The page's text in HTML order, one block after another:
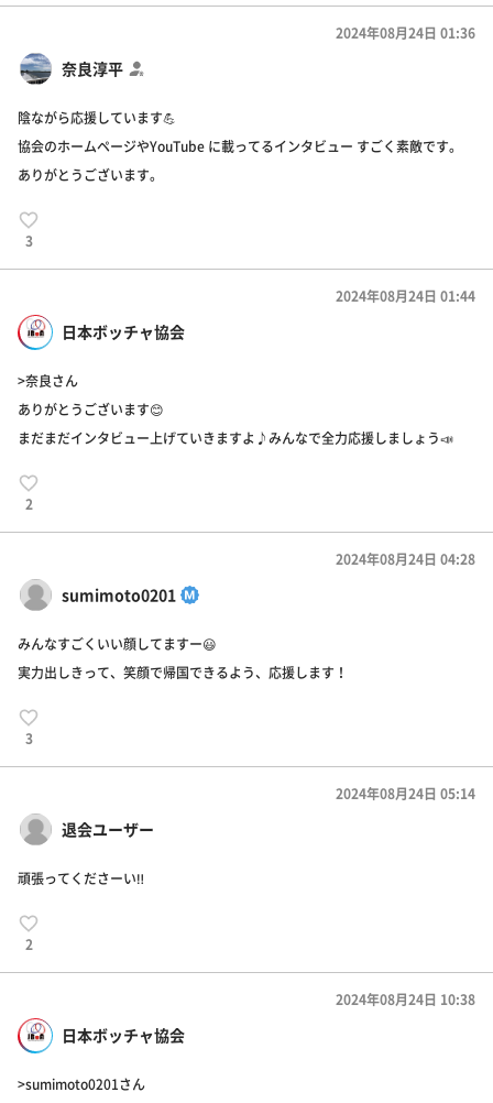
奈良淳平
2024年08月24日 01:36
陰ながら応援しています💪
協会のホームページやYouTube に載ってるインタビュー すごく素敵です。
ありがとうございます。
3
日本ボッチャ協会
2024年08月24日 01:44
>奈良さん
ありがとうございます😊
まだまだインタビュー上げていきますよ♪みんなで全力応援しましょう📣
2
sumimoto0201
2024年08月24日 04:28
みんなすごくいい顔してますー😃
実力出しきって、笑顔で帰国できるよう、応援します！
3
退会ユーザー
2024年08月24日 05:14
頑張ってくださーい‼️
2
日本ボッチャ協会
2024年08月24日 10:38
>sumimoto0201さん